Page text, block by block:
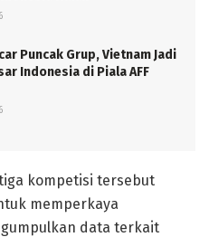
Puncak Grup, Vietnam Jadi
Indonesia di Piala AFF
tiga kompetisi tersebut
memperkaya
data terkait